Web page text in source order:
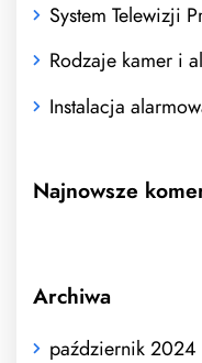
System Telewizji
Rodzaje kamer i
Instalacja
Najnowsze
Archiwa
październik 2024